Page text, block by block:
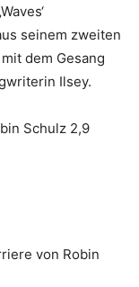
seinem zweiten
dem Gesang
Ilsey.
Schulz 2,9
von Robin